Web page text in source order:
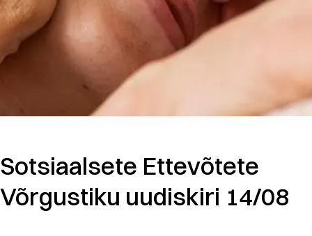
Sotsiaalsete Ettevõtete
Võrgustiku uudiskiri 14/08